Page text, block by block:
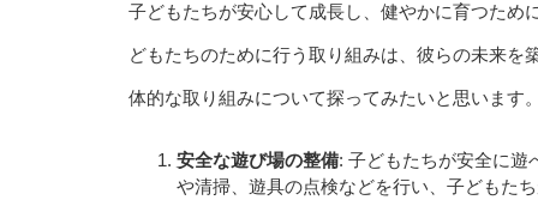
子どもたちが安心して成長し、健やかに育つため
どもたちのために行う取り組みは、彼らの未来
体的な取り組みについて探ってみたいと思います
安全な遊び場の整備: 子どもたちが安全に遊
や清掃、遊具の点検などを行い、子どもた